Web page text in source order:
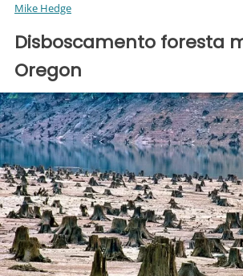
Mike Hedge
Disboscamento foresta
Oregon